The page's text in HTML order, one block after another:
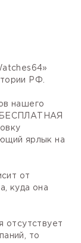
РФ.
нашего
БЕСПЛАТНАЯ
ярлык на
от
куда она
отсутствует
то